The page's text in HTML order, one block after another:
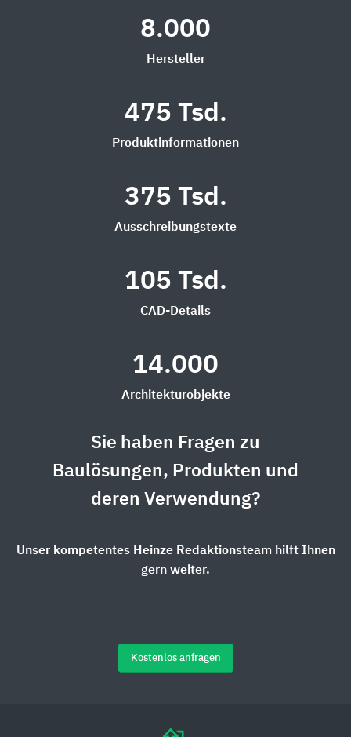
8.000
Hersteller
475 Tsd.
Produktinformationen
375 Tsd.
Ausschreibungstexte
105 Tsd.
CAD-Details
14.000
Architekturobjekte
Sie haben Fragen zu
Baulösungen, Produkten und
deren Verwendung?
Unser kompetentes Heinze Redaktionsteam hilft Ihnen
gern weiter.
Kostenlos anfragen